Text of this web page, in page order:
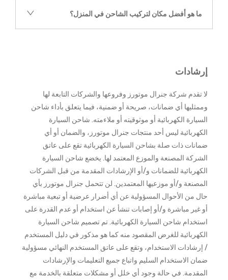
ما هو أفضل مكان لتركيب الشاحن في المنزل؟
إرشادات
لا تقدم شركة جنرال موتورز وفروعها والشركات التابعة لها
وممثليها أي ضمانات، صريحة أو ضمنية، فيما يتعلق بأداء شاحن
السيارة الكهربائية أو موثوقيته أو ملاءمته. شاحن السيارة
الكهربائية ليس أحد منتجات جنرال موتورز، والضمان أو أي
ضمانات ذات صلة بشاحن السيارة الكهربائية تقع على عاتق
الشركة المصنعة والموزع المعتمد لها. يخضع شاحن السيارة
الكهربائية للضمانات و/أو الإرشادات المقدمة من قبل الشركات
المصنعة و/أو موزعيها المعتمدين. لن تتحمل جنرال موتورز بأي
حال من الأحوال المسؤولية عن أي أضرار عرضية أو تبعية مباشرة
أو غير مباشرة و/أو إصابات تنشأ عن استخدام أو عدم القدرة على
استخدام شاحن السيارة الكهربائية. تم تصميم شاحن السيارة
الكهربائية للغرض المقصود منه كما هو مذكور في دليل المستخدم
/ إرشادات الاستخدام، وتقع على عاتق المستخدم النهائي مسؤولية
ضمان الاستخدام السليم واتباع جميع التعليمات والإرشادات
المقدمة. في حالة وجود أي خلل أو مشكلات متعلقة بالخدمة مع